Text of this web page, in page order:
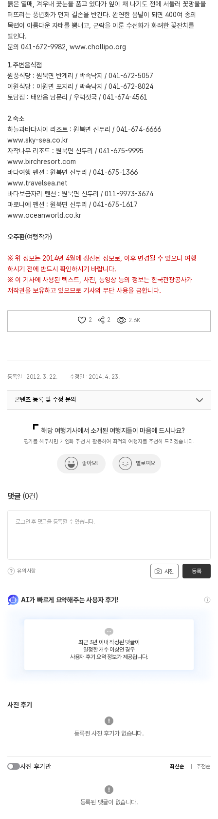
붉은 열매, 겨우내 꽃눈을 품고 있다가 잎이 채 나기도 전에 서둘러 꽃망울을
터뜨리는 풍년화가 먼저 길손을 반긴다. 완연한 봄날이 되면 400여 종의
목련이 아름다운 자태를 뽐내고, 군락을 이룬 수선화가 화려한 꽃잔치를
벌인다.
문의 041-672-9982, www.chollipo.org
1.주변음식점
원풍식당 : 원북면 반계리 / 박속낙지 / 041-672-5057
이원식당 : 이원면 포지리 / 박속낙지 / 041-672-8024
토담집 : 태안읍 남문리 / 우럭젓국 / 041-674-4561
2.숙소
하늘과바다사이 리조트 : 원북면 신두리 / 041-674-6666
www.sky-sea.co.kr
자작나무 리조트 : 원북면 신두리 / 041-675-9995
www.birchresort.com
바다여행 펜션 : 원북면 신두리 / 041-675-1366
www.travelsea.net
바다보금자리 펜션 : 원북면 신두리 / 011-9973-3674
마로니에 펜션 : 원북면 신두리 / 041-675-1617
www.oceanworld.co.kr
오주환(여행작가)
※ 위 정보는 2014년 4월에 갱신된 정보로, 이후 변경될 수 있으니 여행
하시기 전에 반드시 확인하시기 바랍니다.
※ 이 기사에 사용된 텍스트, 사진, 동영상 등의 정보는 한국관광공사가
저작권을 보유하고 있으므로 기사의 무단 사용을 금합니다.
2 2 2.6K
등록일 : 2012. 3. 22. 수정일 : 2014. 4. 23.
콘텐츠 등록 및 수정 문의
해당 여행기사에서 소개된 여행지들이 마음에 드시나요?
평가를 해주시면 개인화 추천 시 활용하여 최적의 여행지를 추천해 드리겠습니다.
좋아요! 별로예요
댓글 (0건)
사진
유의사항 등록
AI가 빠르게 요약해주는 사용자 후기!
최근 3년 이내 작성된 댓글이
일정한 개수 이상인 경우
사용자 후기 요약 정보가 제공됩니다.
사진 후기
등록된 사진 후기가 없습니다.
사진 후기만 최신순 추천순
등록된 댓글이 없습니다.